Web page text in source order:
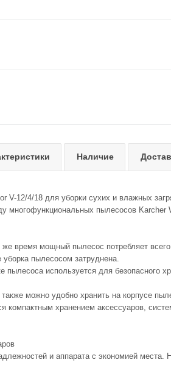
Наличие
V-12/4/18 для уборки сухих и влажных
многофункциональных пылесосов
время мощный пылесос потребляет
уборка пылесосом затруднена.
пылесоса используется для безопасного
можно удобно хранить на корпусе
компактным хранением аксессуаров,
и аппарата с экономией